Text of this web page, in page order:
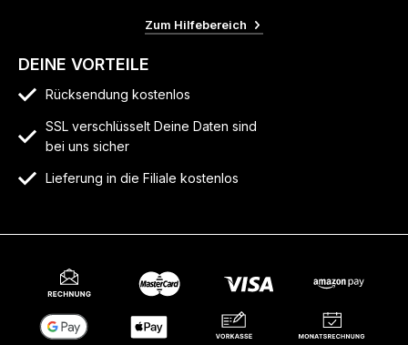
Zum Hilfebereich
DEINE VORTEILE
Rücksendung kostenlos
SSL verschlüsselt Deine Daten sind
bei uns sicher
Lieferung in die Filiale kostenlos